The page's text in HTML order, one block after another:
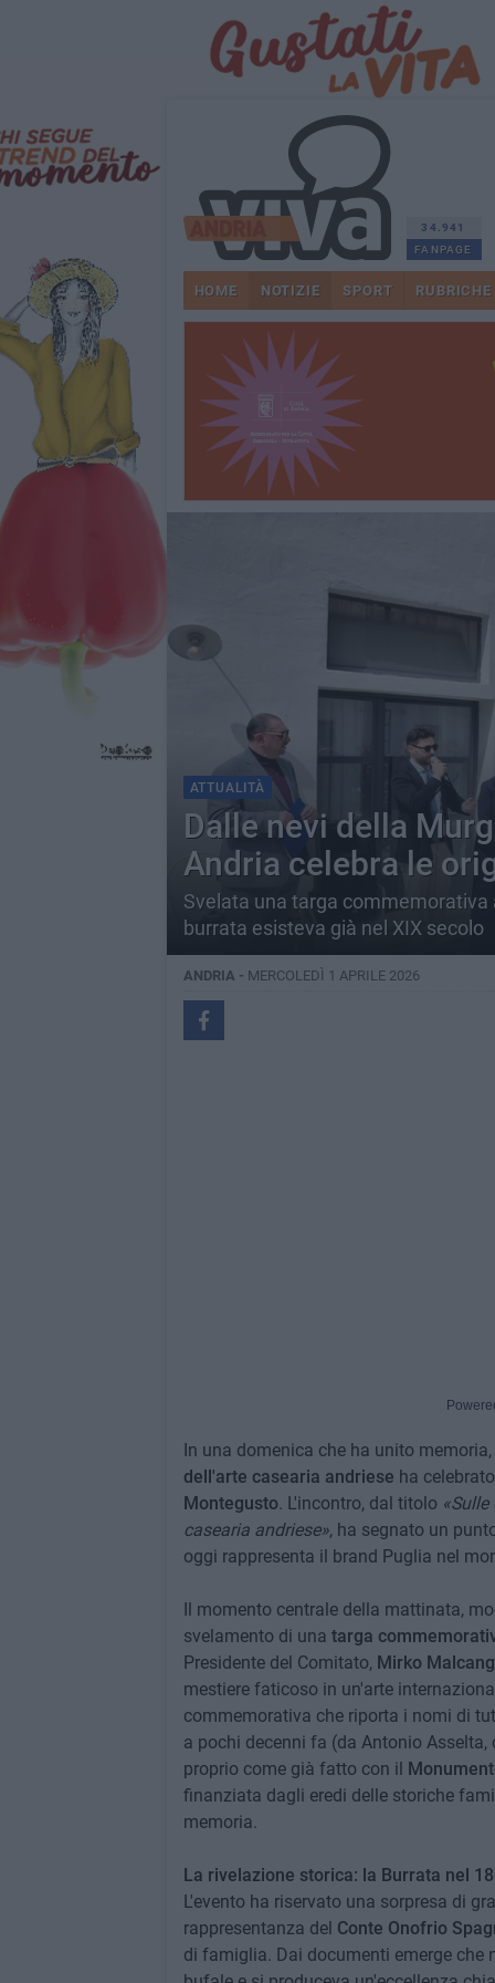
34.941
FANPAGE
HOME NOTIZIE SPORT RUBRICHE
ATTUALITÀ
Dalle nevi della
Andria celebra le
Svelata una targa
burrata esisteva già nel XIX secolo
ANDRIA - MERCOLEDÌ 1 APRILE 2026
In una domenica che ha unito
dell'arte casearia andriese ha
Montegusto. L'incontro, dal titolo
casearia andriese», ha segnato un
oggi rappresenta il brand Puglia nel
Il momento centrale della mattinata,
svelamento di una targa
Presidente del Comitato, Mirko
mestiere faticoso in un'arte
commemorativa che riporta i nomi di
a pochi decenni fa (da Antonio
proprio come già fatto con il
finanziata dagli eredi delle storiche
memoria.
La rivelazione storica: la Burrata nel
L'evento ha riservato una sorpresa di
rappresentanza del Conte Onofrio
di famiglia. Dai documenti emerge